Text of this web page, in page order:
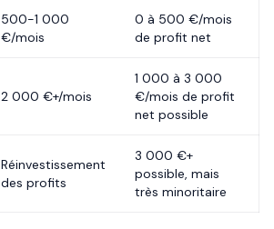
500-1 000
€/mois
0 à 500 €/mois
de profit net
2 000 €+/mois
1 000 à 3 000
€/mois de profit
net possible
Réinvestissement
des profits
3 000 €+
possible, mais
très minoritaire